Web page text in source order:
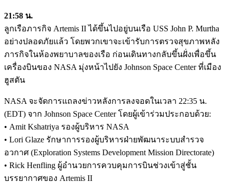
21:58 น.
ลูกเรือภารกิจ Artemis II ได้ขึ้นไปอยู่บนเรือ USS John P. Murtha
อย่างปลอดภัยแล้ว โดยพวกเขาจะเข้ารับการตรวจสุขภาพหลัง
ภารกิจในห้องพยาบาลของเรือ ก่อนเดินทางกลับขึ้นฝั่งเพื่อขึ้น
เครื่องบินของ NASA มุ่งหน้าไปยัง Johnson Space Center ที่เมือง
ฮูสตัน
NASA จะจัดการแถลงข่าวหลังการลงจอดในเวลา 22:35 น.
(EDT) จาก Johnson Space Center โดยผู้เข้าร่วมประกอบด้วย:
• Amit Kshatriya รองผู้บริหาร NASA
• Lori Glaze รักษาการรองผู้บริหารฝ่ายพัฒนาระบบสำรวจ
อวกาศ (Exploration Systems Development Mission Directorate)
• Rick Henfling ผู้อำนวยการควบคุมการบินช่วงเข้าสู่ชั้น
บรรยากาศของ Artemis II